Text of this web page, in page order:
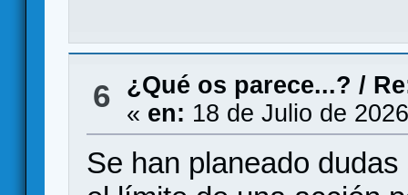
6 ¿Qué os parece...? /
« en: 18 de Julio de
Se han planeado